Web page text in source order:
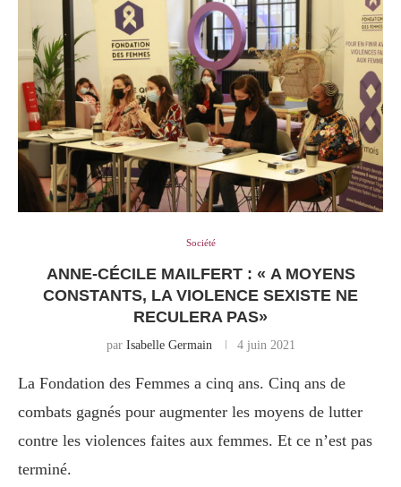
Société
ANNE-CÉCILE MAILFERT : « A MOYENS
CONSTANTS, LA VIOLENCE SEXISTE NE
RECULERA PAS»
par Isabelle Germain 4 juin 2021
La Fondation des Femmes a cinq ans. Cinq ans de
combats gagnés pour augmenter les moyens de lutter
contre les violences faites aux femmes. Et ce n’est pas
terminé.